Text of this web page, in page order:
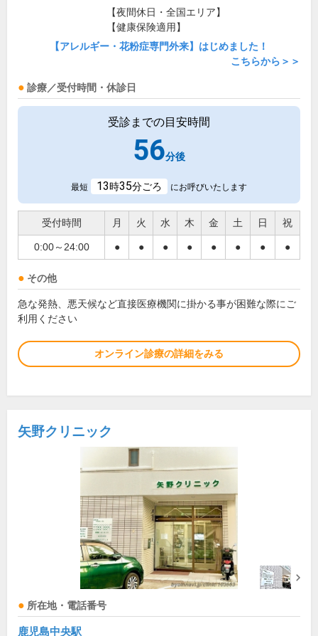
【夜間休日・全国エリア】
【健康保険適用】
【アレルギー・花粉症専門外来】はじめました！
こちらから＞＞
診療／受付時間・休診日
受診までの目安時間
56分後
最短 13時35分ごろ にお呼びいたします
受付時間 月 火 水 木 金 土 日 祝
0:00～24:00 ● ● ● ● ● ● ● ●
その他
急な発熱、悪天候など直接医療機関に掛かる事が困難な際にご
利用ください
オンライン診療の詳細をみる
矢野クリニック
所在地・電話番号
鹿児島中央駅